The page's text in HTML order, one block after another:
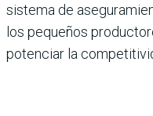
sistema de
los pequeños
potenciar la